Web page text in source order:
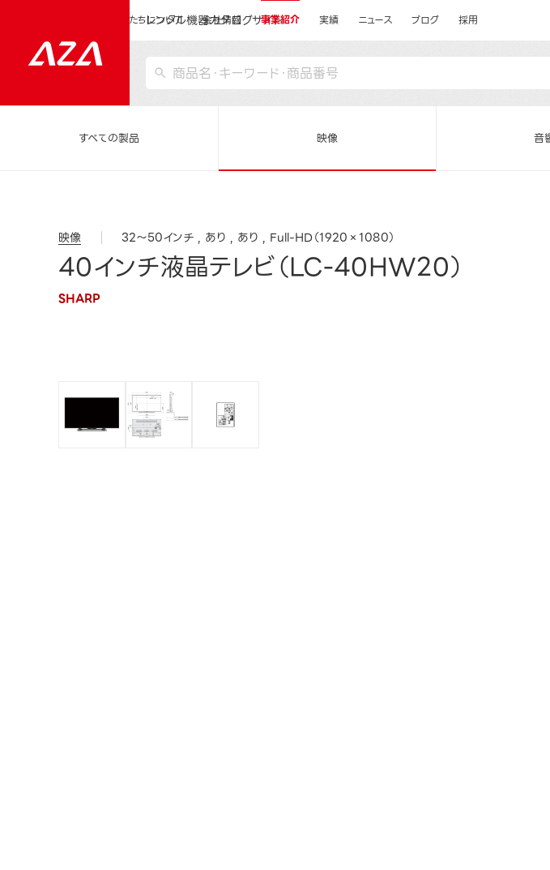
レンタル機器カタログサイト
私たちについて 会社情報 事業紹介 実績 ニュース ブログ 採用
すべての製品 映像 音
映像 32～50インチ あり あり Full-HD（1920×1080）
40インチ液晶テレビ（LC-40HW20）
SHARP